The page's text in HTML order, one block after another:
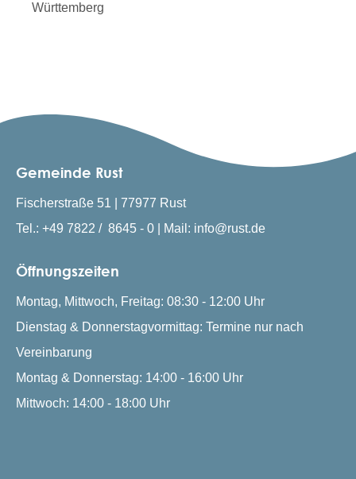
Württemberg
Gemeinde Rust
Fischerstraße 51 | 77977 Rust
Tel.: +49 7822 / 8645 - 0 | Mail: info@rust.de
Öffnungszeiten
Montag, Mittwoch, Freitag: 08:30 - 12:00 Uhr
Dienstag & Donnerstagvormittag: Termine nur nach
Vereinbarung
Montag & Donnerstag: 14:00 - 16:00 Uhr
Mittwoch: 14:00 - 18:00 Uhr